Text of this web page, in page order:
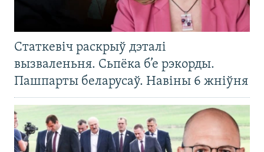
Статкевіч раскрыў дэталі
вызваленьня. Сьпёка б’е рэкорды.
Пашпарты беларусаў. Навіны 6 жніўня